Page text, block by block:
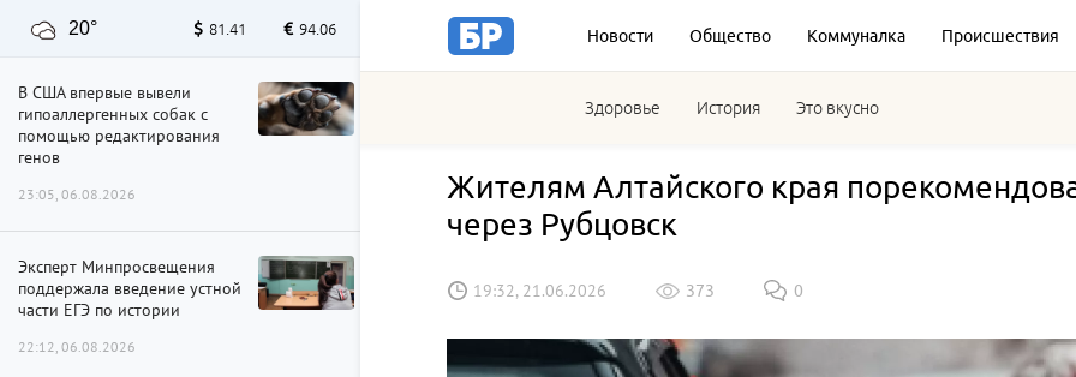
Новости Общество Коммуналка Происшествия
Здоровье История Это вкусно
20° 81.41 94.06
В США впервые вывели
гипоаллергенных собак с
помощью редактирования
генов
23:05, 06.08.2026
Эксперт Минпросвещения
поддержала введение устной
части ЕГЭ по истории
22:12, 06.08.2026
Жителям Алтайского края
через Рубцовск
19:32, 21.06.2026 373 0